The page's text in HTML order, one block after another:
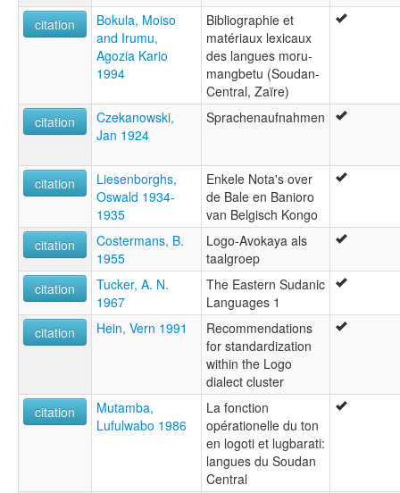
citation
Bokula, Moiso
and Irumu,
Agozia Kario
1994
Bibliographie et
matériaux lexicaux
des langues moru-
mangbetu (Soudan-
Central, Zaïre)
citation
Czekanowski,
Jan 1924
Sprachenaufnahmen
citation
Liesenborghs,
Oswald 1934-
1935
Enkele Nota's over
de Bale en Banioro
van Belgisch Kongo
citation
Costermans, B.
1955
Logo-Avokaya als
taalgroep
citation
Tucker, A. N.
1967
The Eastern Sudanic
Languages 1
citation
Hein, Vern 1991
Recommendations
for standardization
within the Logo
dialect cluster
citation
Mutamba,
Lufulwabo 1986
La fonction
opérationelle du ton
en logoti et lugbarati:
langues du Soudan
Central